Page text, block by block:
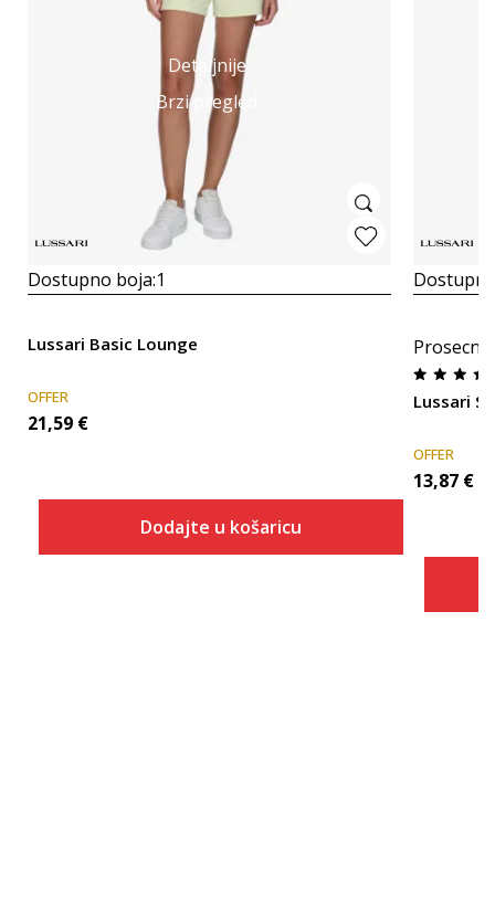
Detaljnije
Brzi pregled
Dostupno boja:1
Lussari Basic Lounge
OFFER
21,59 €
Dodajte u košaricu
Lussari
OFFER
13,87 €